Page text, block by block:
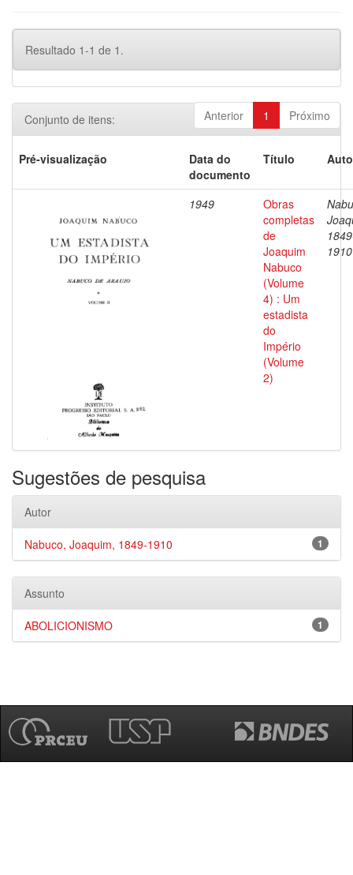
Resultado 1-1 de 1.
Anterior 1 Próximo
Conjunto de itens:
Pré-visualização
Data do
documento
Título
1949
Obras
completas
de
Joaquim
Nabuco
(Volume
4) : Um
estadista
do
Império
(Volume
2)
1910
Sugestões de pesquisa
Autor
1
Nabuco, Joaquim, 1849-1910
Assunto
1
ABOLICIONISMO